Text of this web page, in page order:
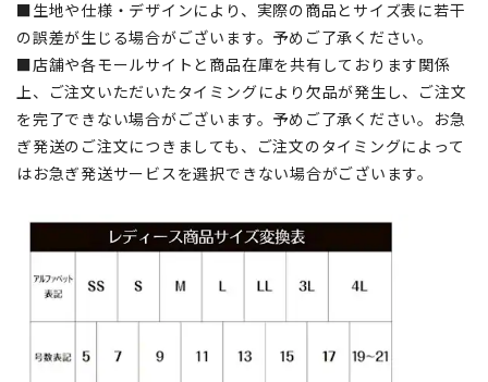
■生地や仕様・デザインにより、実際の商品とサイズ表に若干
の誤差が生じる場合がございます。予めご了承ください。
■店舗や各モールサイトと商品在庫を共有しております関係
上、ご注文いただいたタイミングにより欠品が発生し、ご注文
を完了できない場合がございます。予めご了承ください。お急
ぎ発送のご注文につきましても、ご注文のタイミングによって
はお急ぎ発送サービスを選択できない場合がございます。